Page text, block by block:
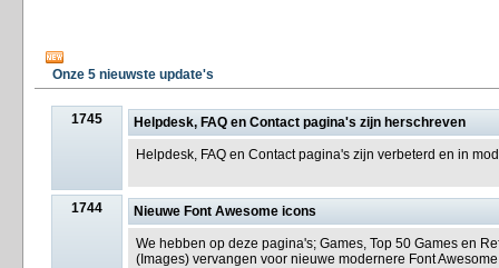
Onze 5 nieuwste update's
1745 Helpdesk, FAQ en Contact pagina's zijn herschreven
Helpdesk, FAQ en Contact pagina's zijn verbeterd en in
1744 Nieuwe Font Awesome icons
We hebben op deze pagina's; Games, Top 50 Games en
(Images) vervangen voor nieuwe modernere Font